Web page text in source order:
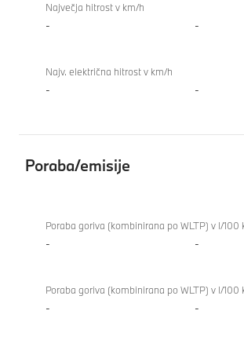
Največja hitrost v km/h
- -
Najv. električna hitrost v km/h
- -
Poraba/emisije
Poraba goriva (kombinirana po WLTP) v l/100
- -
Poraba goriva (kombinirana po WLTP) v l/100
- -